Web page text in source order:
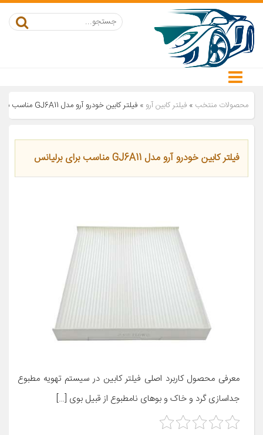
محصولات منتخب » فیلتر کابین آرو » فیلتر کابین خودرو آرو مدل GJ6A11 مناسب برای برلیانس
فیلتر کابین خودرو آرو مدل GJ6A11 مناسب برای برلیانس
معرفی محصول کاربرد اصلی فیلتر کابین در سیستم تهویه مطبوع
جداسازی گرد و خاک و بوهای نامطبوع از قبیل بوی […]